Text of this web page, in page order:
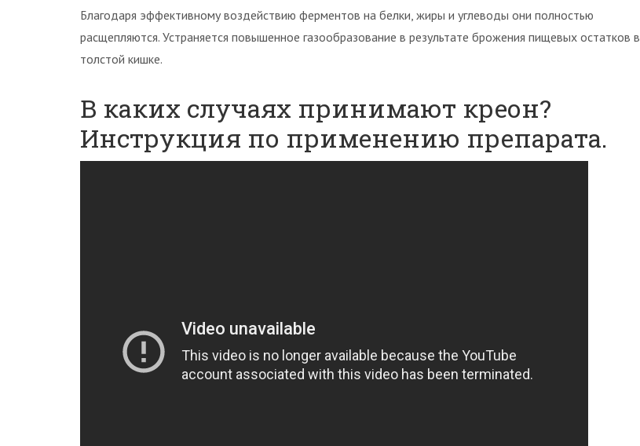
Благодаря эффективному воздействию ферментов на белки, жиры и углеводы они полностью
расщепляются. Устраняется повышенное газообразование в результате брожения пищевых остатков в
толстой кишке.
В каких случаях принимают креон?
Инструкция по применению препарата.